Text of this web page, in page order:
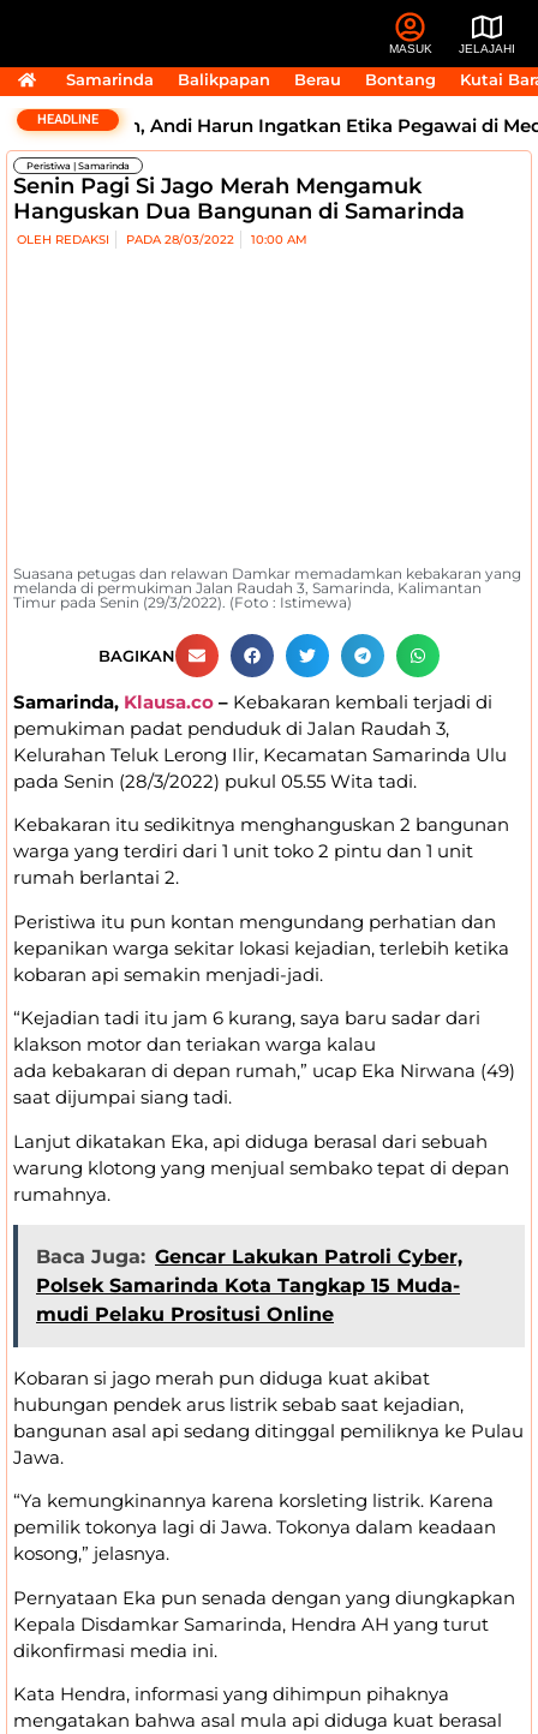
MASUK JELAJAHI
Samarinda Balikpapan Berau Bontang Kutai
HEADLINE
Sorotan, Andi Harun Ingatkan Etika Pegawai di
Peristiwa | Samarinda
Senin Pagi Si Jago Merah Mengamuk
Hanguskan Dua Bangunan di Samarinda
OLEH REDAKSI PADA28/03/2022 10:00 AM
Suasana petugas dan relawan Damkar memadamkan kebakaran yang
melanda di permukiman Jalan Raudah 3, Samarinda, Kalimantan
Timur pada Senin (29/3/2022). (Foto : Istimewa)
BAGIKAN
Samarinda, Klausa.co – Kebakaran kembali terjadi di
pemukiman padat penduduk di Jalan Raudah 3,
Kelurahan Teluk Lerong Ilir, Kecamatan Samarinda Ulu
pada Senin (28/3/2022) pukul 05.55 Wita tadi.
Kebakaran itu sedikitnya menghanguskan 2 bangunan
warga yang terdiri dari 1 unit toko 2 pintu dan 1 unit
rumah berlantai 2.
Peristiwa itu pun kontan mengundang perhatian dan
kepanikan warga sekitar lokasi kejadian, terlebih ketika
kobaran api semakin menjadi-jadi.
“Kejadian tadi itu jam 6 kurang, saya baru sadar dari
klakson motor dan teriakan warga kalau
ada kebakaran di depan rumah,” ucap Eka Nirwana (49)
saat dijumpai siang tadi.
Lanjut dikatakan Eka, api diduga berasal dari sebuah
warung klotong yang menjual sembako tepat di depan
rumahnya.
Baca Juga: Gencar Lakukan Patroli Cyber,
Polsek Samarinda Kota Tangkap 15 Muda-
mudi Pelaku Prositusi Online
Kobaran si jago merah pun diduga kuat akibat
hubungan pendek arus listrik sebab saat kejadian,
bangunan asal api sedang ditinggal pemiliknya ke Pulau
Jawa.
“Ya kemungkinannya karena korsleting listrik. Karena
pemilik tokonya lagi di Jawa. Tokonya dalam keadaan
kosong,” jelasnya.
Pernyataan Eka pun senada dengan yang diungkapkan
Kepala Disdamkar Samarinda, Hendra AH yang turut
dikonfirmasi media ini.
Kata Hendra, informasi yang dihimpun pihaknya
mengatakan bahwa asal mula api diduga kuat berasal